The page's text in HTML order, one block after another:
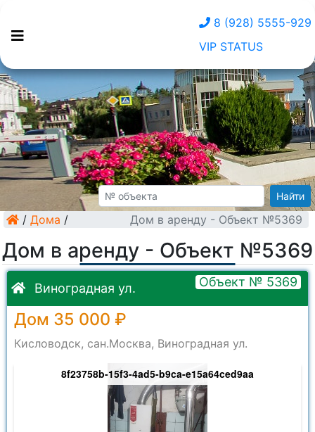
8 (928) 5555-929
VIP STATUS
Найти
/ Дома / Дом в аренду - Объект №5369
Дом в аренду - Объект №5369
Виноградная ул. Объект № 5369
Дом 35 000 ₽
Кисловодск, сан.Москва, Виноградная ул.
8f23758b-15f3-4ad5-b9ca-e15a64ced9aa